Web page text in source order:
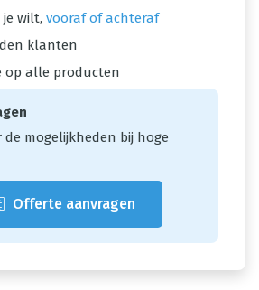
wilt, vooraf of achteraf
klanten
op alle producten
mogelijkheden bij hoge
Offerte aanvragen